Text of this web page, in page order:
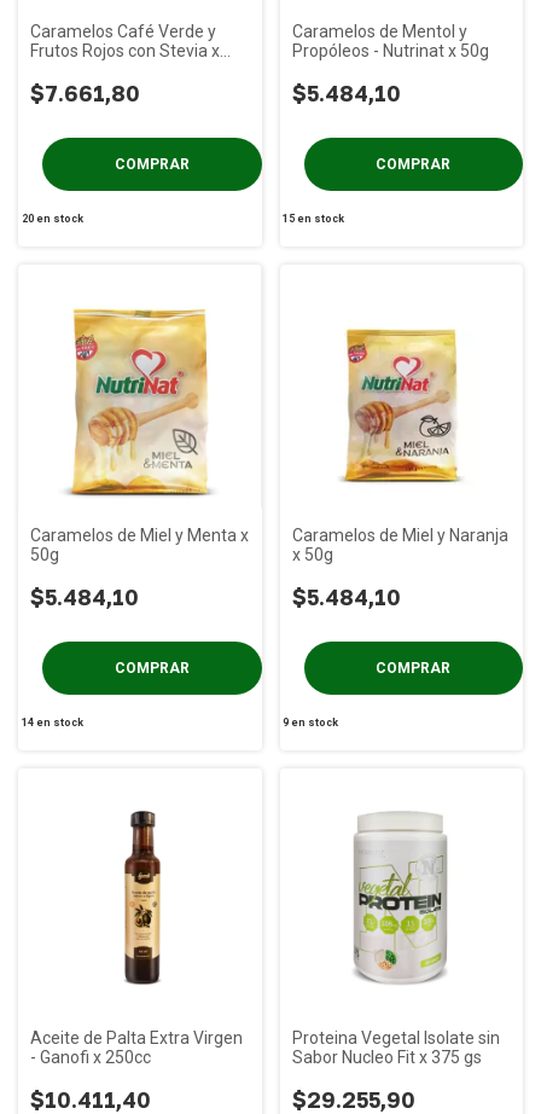
Caramelos Café Verde y
Frutos Rojos con Stevia x
$7.661,80
20en stock
Caramelos de Mentol y
Propóleos - Nutrinat x 50g
$5.484,10
15 en stock
Caramelos de Miel y Menta x
50g
$5.484,10
14en stock
Caramelos de Miel y Naranja
x 50g
$5.484,10
9 en stock
Aceite de Palta Extra Virgen
- Ganofi x 250cc
$10.411,40
Proteina Vegetal Isolate sin
Sabor Nucleo Fit x 375 gs
$29.255,90